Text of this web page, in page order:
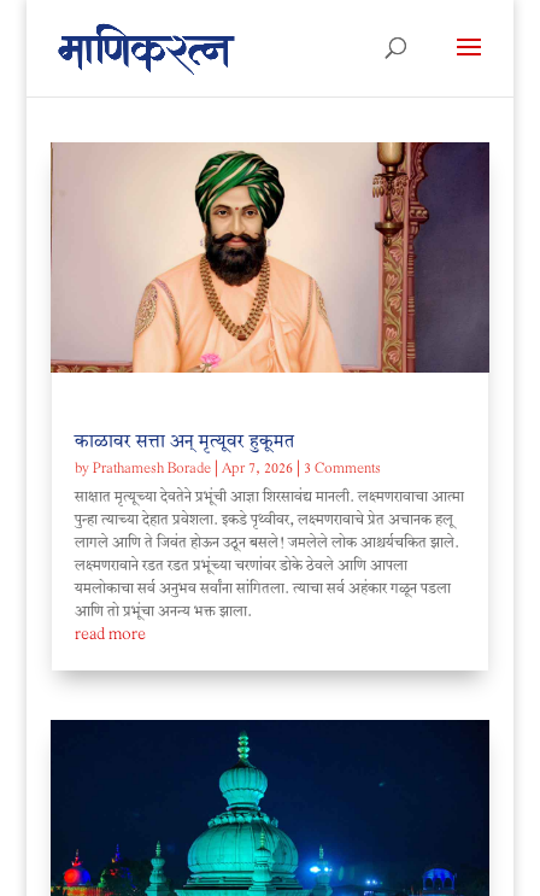
काळावर सत्ता अन् मृत्यूवर हुकूमत
byPrathamesh Borade| Apr 7, 2026| 3 Comments
साक्षात मृत्यूच्या देवतेने प्रभूंची आज्ञा शिरसावंद्य मानली. लक्ष्मणरावाचा आत्मा
पुन्हा त्याच्या देहात प्रवेशला. इकडे पृथ्वीवर, लक्ष्मणरावाचे प्रेत अचानक हलू
लागले आणि ते जिवंत होऊन उठून बसले! जमलेले लोक आश्चर्यचकित झाले.
लक्ष्मणरावाने रडत रडत प्रभूंच्या चरणांवर डोके ठेवले आणि आपला
यमलोकाचा सर्व अनुभव सर्वांना सांगितला. त्याचा सर्व अहंकार गळून पडला
आणि तो प्रभूंचा अनन्य भक्त झाला.
read more